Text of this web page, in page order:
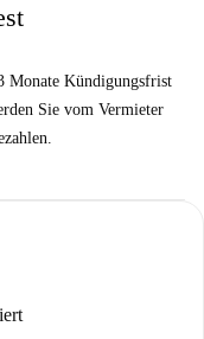
Monate Kündigungsfrist
Sie vom Vermieter